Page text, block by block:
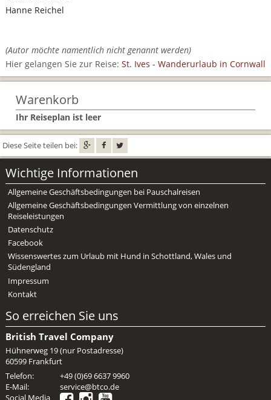
Reisen durch Schottland per Minibus
Gutscheine - verschenken Sie eine Reise mit BTCo
Individuelle Familienreisen in Großbritannien
Links
Mietwagen & Verkehr
Reiseunterlagen
Reiseversicherung
Unterkünfte
Zimmer
Hanne Reichel
(Autor möchte namentlich nicht genannt werden)
Hier gelangen Sie zur Reise: St. Ives - Wanderurlaub in Cornwall
Warenkorb
Ihr Reiseplan ist leer
Diese Seite teilen bei:
Wichtige Informationen
Allgemeine Geschäftsbedingungen bei Pauschalreisen
Allgemeine Geschäftsbedingungen Vermittlung von einzelnen
Reiseleistungen
Datenschutz
Facebook
Wissenswertes zum Urlaub mit Hund in Schottland, Wales und
Südengland
Impressum
Kontakt
So erreichen Sie uns
British Travel Company
Hühnerweg 19 (nur Postadresse)
60599 Frankfurt
Telefon:
+49 (0)69 6637 9960
E-Mail:
service@btco.de
Social Media